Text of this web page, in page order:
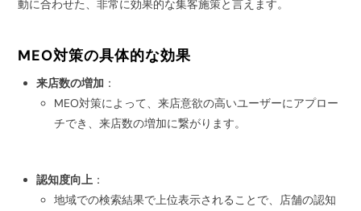
動に合わせた、非常に効果的な集客施策と言えます。
MEO対策の具体的な効果
来店数の増加 ：
MEO対策によって、来店意欲の高いユーザーにアプロー
チでき、来店数の増加に繋がります。
認知度向上：
地域での検索結果で上位表示されることで、店舗の認知